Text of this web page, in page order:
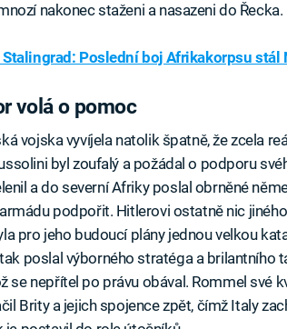
nakonec staženi a nasazeni do Řecka.
Poslední boj Afrikakorpsu stál
volá o pomoc
vojska vyvíjela natolik špatně, že zcela
byl zoufalý a požádal o podporu
a do severní Afriky poslal obrněné
podpořit. Hitlerovi ostatně nic
pro jeho budoucí plány jednou velkou
poslal výborného stratéga a brilantního
se nepřítel po právu obával. Rommel své
Brity a jejich spojence zpět, čímž Italy